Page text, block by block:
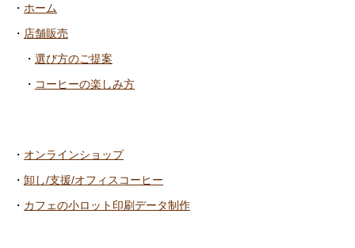
・ ホーム
・ 店舗販売
・ 選び方のご提案
・ コーヒーの楽しみ方
・ オンラインショップ
・ 卸し/支援/オフィスコーヒー
・ カフェの小ロット印刷データ制作